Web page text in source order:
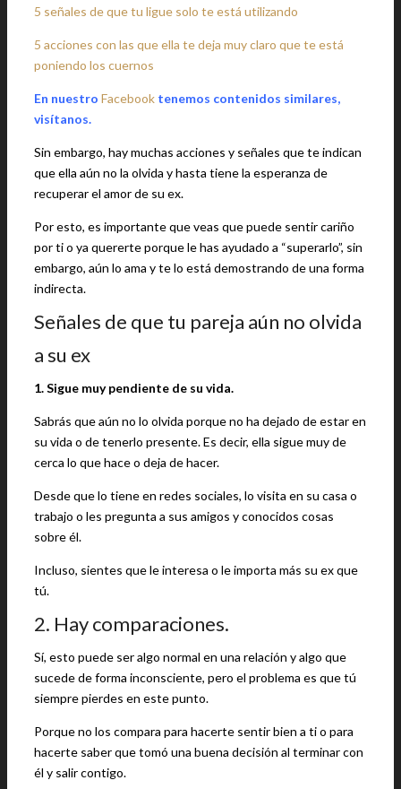
5 señales de que tu ligue solo te está utilizando
5 acciones con las que ella te deja muy claro que te está
poniendo los cuernos
En nuestro Facebook tenemos contenidos similares,
visítanos.
Sin embargo, hay muchas acciones y señales que te indican
que ella aún no la olvida y hasta tiene la esperanza de
recuperar el amor de su ex.
Por esto, es importante que veas que puede sentir cariño
por ti o ya quererte porque le has ayudado a “superarlo”, sin
embargo, aún lo ama y te lo está demostrando de una forma
indirecta.
Señales de que tu pareja aún no olvida
a su ex
1. Sigue muy pendiente de su vida.
Sabrás que aún no lo olvida porque no ha dejado de estar en
su vida o de tenerlo presente. Es decir, ella sigue muy de
cerca lo que hace o deja de hacer.
Desde que lo tiene en redes sociales, lo visita en su casa o
trabajo o les pregunta a sus amigos y conocidos cosas
sobre él.
Incluso, sientes que le interesa o le importa más su ex que
tú.
2. Hay comparaciones.
Sí, esto puede ser algo normal en una relación y algo que
sucede de forma inconsciente, pero el problema es que tú
siempre pierdes en este punto.
Porque no los compara para hacerte sentir bien a ti o para
hacerte saber que tomó una buena decisión al terminar con
él y salir contigo.